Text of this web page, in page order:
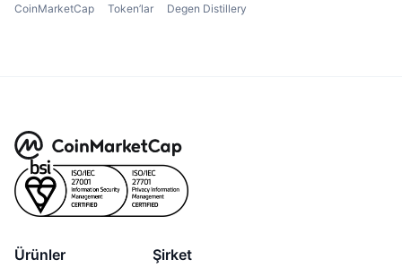
CoinMarketCap Token’lar Degen Distillery
Ürünler Şirket